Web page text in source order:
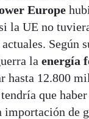
Europe
la UE no
Según
la energía
hasta 12.800
que
importación de